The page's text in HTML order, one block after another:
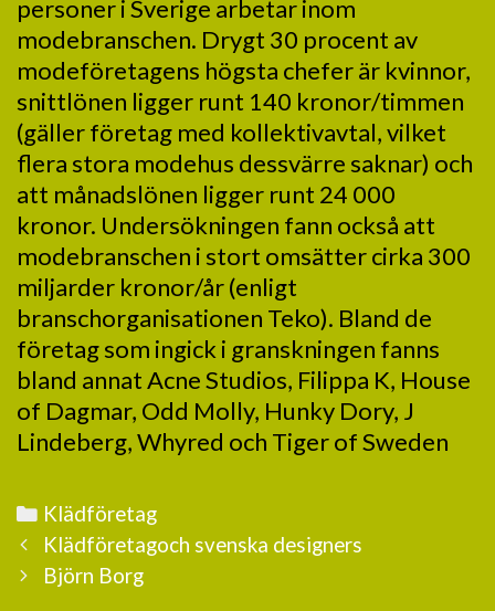
personer i Sverige arbetar inom
modebranschen. Drygt 30 procent av
modeföretagens högsta chefer är kvinnor,
snittlönen ligger runt 140 kronor/timmen
(gäller företag med kollektivavtal, vilket
flera stora modehus dessvärre saknar) och
att månadslönen ligger runt 24 000
kronor. Undersökningen fann också att
modebranschen i stort omsätter cirka 300
miljarder kronor/år (enligt
branschorganisationen Teko). Bland de
företag som ingick i granskningen fanns
bland annat Acne Studios, Filippa K, House
of Dagmar, Odd Molly, Hunky Dory, J
Lindeberg, Whyred och Tiger of Sweden
C
a
t
Klädföretag
P
o
Klädföretagoch svenska designers
Björn Borg